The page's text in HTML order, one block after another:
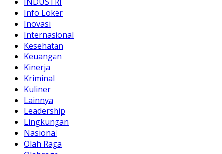
Info Loker
Inovasi
Internasional
Kesehatan
Keuangan
Kinerja
Kriminal
Kuliner
Lainnya
Leadership
Lingkungan
Nasional
Olah Raga